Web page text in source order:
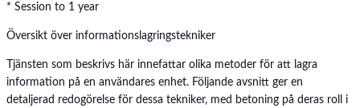
* Session to 1 year
Översikt över informationslagringstekniker
Tjänsten som beskrivs här innefattar olika metoder för att lagra
information på en användares enhet. Följande avsnitt ger en
detaljerad redogörelse för dessa tekniker, med betoning på deras roll i